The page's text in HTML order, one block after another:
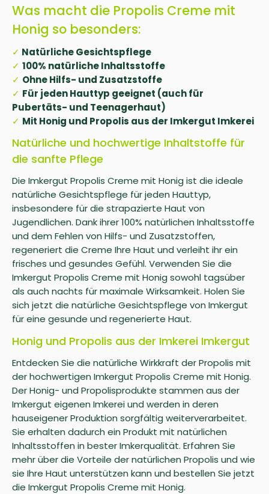
Was macht die Propolis Creme mit
Honig so besonders:
✓ Natürliche Gesichtspflege
✓ 100% natürliche Inhaltsstoffe
✓ Ohne Hilfs- und Zusatzstoffe
✓ Für jeden Hauttyp geeignet (auch für
Pubertäts- und Teenagerhaut)
✓ Mit Honig und Propolis aus der Imkergut Imkerei
Natürliche und hochwertige Inhaltstoffe für
die sanfte Pflege
Die Imkergut Propolis Creme mit Honig ist die ideale
natürliche Gesichtspflege für jeden Hauttyp,
insbesondere für die strapazierte Haut von
Jugendlichen. Dank ihrer 100% natürlichen Inhaltsstoffe
und dem Fehlen von Hilfs- und Zusatzstoffen,
regeneriert die Creme Ihre Haut und verleiht ihr ein
frisches und gesundes Gefühl. Verwenden Sie die
Imkergut Propolis Creme mit Honig sowohl tagsüber
als auch nachts für maximale Wirksamkeit. Holen Sie
sich jetzt die natürliche Gesichtspflege von Imkergut
für eine gesunde und regenerierte Haut.
Honig und Propolis aus der Imkerei Imkergut
Entdecken Sie die natürliche Wirkkraft der Propolis mit
der hochwertigen Imkergut Propolis Creme mit Honig.
Der Honig- und Propolisprodukte stammen aus der
Imkergut eigenen Imkerei und werden in deren
hauseigener Produktion sorgfältig weiterverarbeitet.
Sie erhalten dadurch ein Produkt mit natürlichen
Inhaltsstoffen in bester Imkerqualität. Erfahren Sie
mehr über die Vorteile der natürlichen Propolis und wie
sie Ihre Haut unterstützen kann und bestellen Sie jetzt
die Imkergut Propolis Creme mit Honig.